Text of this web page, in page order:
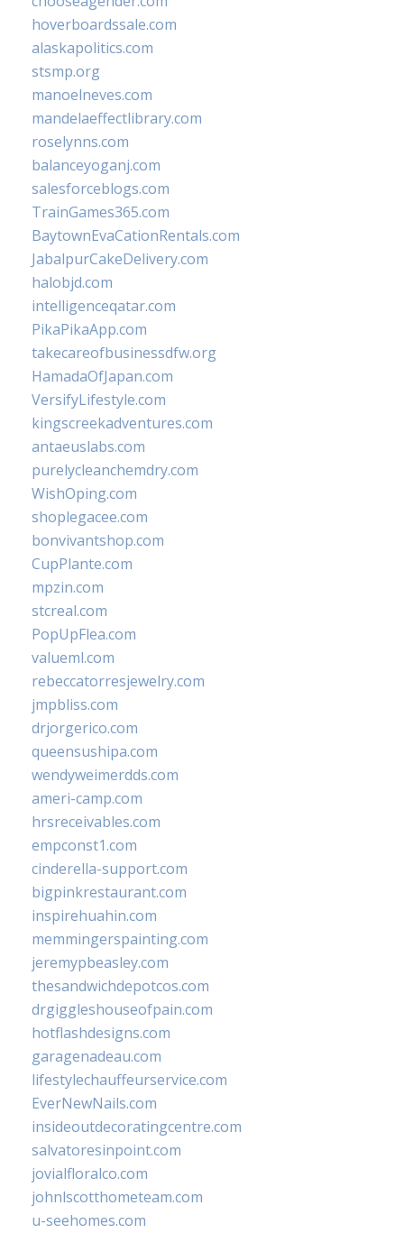
hoverboardssale.com
alaskapolitics.com
stsmp.org
manoelneves.com
mandelaeffectlibrary.com
roselynns.com
balanceyoganj.com
salesforceblogs.com
TrainGames365.com
BaytownEvaCationRentals.com
JabalpurCakeDelivery.com
halobjd.com
intelligenceqatar.com
PikaPikaApp.com
takecareofbusinessdfw.org
HamadaOfJapan.com
VersifyLifestyle.com
kingscreekadventures.com
antaeuslabs.com
purelycleanchemdry.com
WishOping.com
shoplegacee.com
bonvivantshop.com
CupPlante.com
mpzin.com
stcreal.com
PopUpFlea.com
valueml.com
rebeccatorresjewelry.com
jmpbliss.com
drjorgerico.com
queensushipa.com
wendyweimerdds.com
ameri-camp.com
hrsreceivables.com
empconst1.com
cinderella-support.com
bigpinkrestaurant.com
inspirehuahin.com
memmingerspainting.com
jeremypbeasley.com
thesandwichdepotcos.com
drgiggleshouseofpain.com
hotflashdesigns.com
garagenadeau.com
lifestylechauffeurservice.com
EverNewNails.com
insideoutdecoratingcentre.com
salvatoresinpoint.com
jovialfloralco.com
johnlscotthometeam.com
u-seehomes.com